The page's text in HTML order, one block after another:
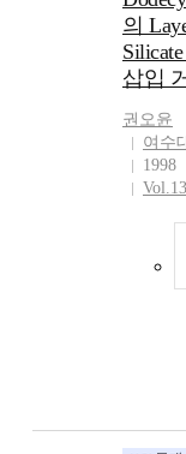
의
삽입
권오윤
여수
1998